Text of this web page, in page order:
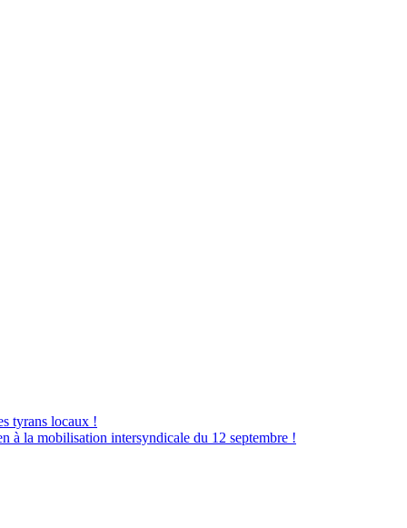
tyrans locaux !
à la mobilisation intersyndicale du 12 septembre !